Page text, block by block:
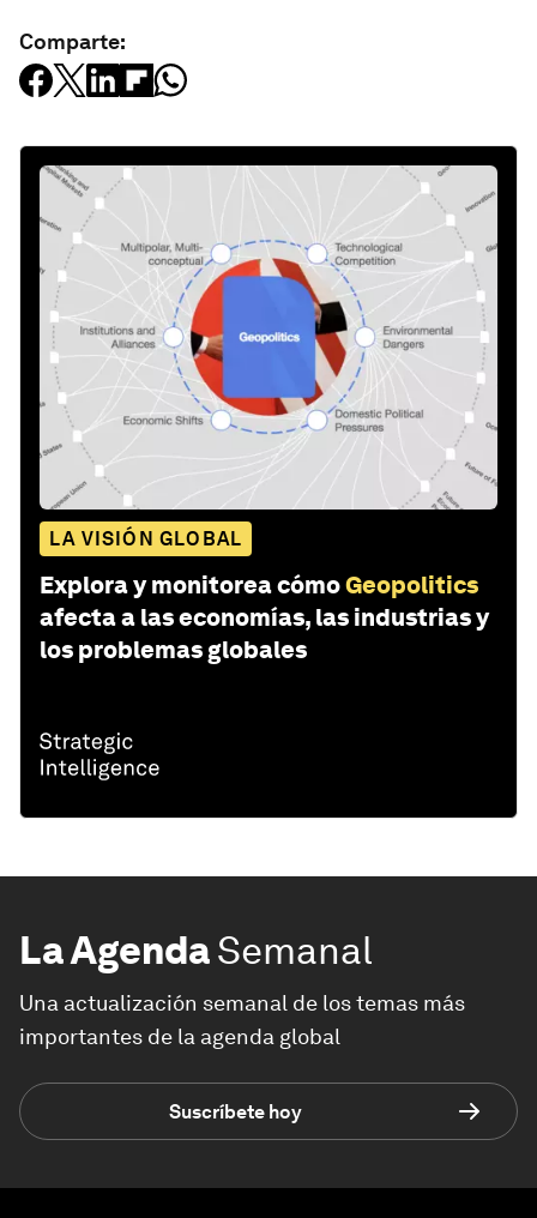
Comparte:
LA VISIÓN GLOBAL
Explora y monitorea cómoGeopolitics
afecta a las economías, las industrias y
los problemas globales
La AgendaSemanal
Una actualización semanal de los temas más
importantes de la agenda global
Suscríbete hoy